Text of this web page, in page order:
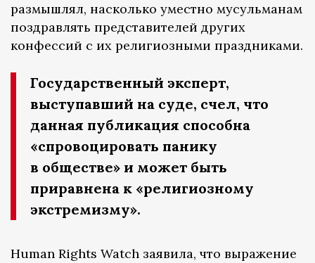
размышлял, насколько уместно мусульманам
поздравлять представителей других
конфессий с их религиозными праздниками.
Государственный эксперт,
выступавший на суде, счел, что
данная публикация способна
«спровоцировать панику
в обществе» и может быть
приравнена к «религиозному
экстремизму».
Human Rights Watch заявила, что выражение